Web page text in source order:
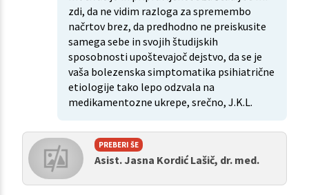
zdi, da ne vidim razloga za spremembo
načrtov brez, da predhodno ne preiskusite
samega sebe in svojih študijskih
sposobnosti upoštevajoč dejstvo, da se je
vaša bolezenska simptomatika psihiatrične
etiologije tako lepo odzvala na
medikamentozne ukrepe, srečno, J.K.L.
PREBERI ŠE
Asist. Jasna Kordić Lašič, dr. med.